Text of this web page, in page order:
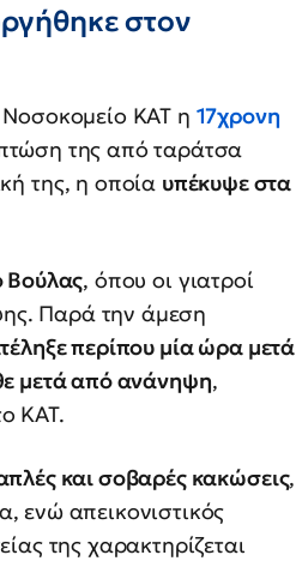
στον
ΚΑΤ η 17χρονη
της από ταράτσα
της, η οποία υπέκυψε στα
Βούλας, όπου οι γιατροί
Παρά την άμεση
περίπου μία ώρα μετά
μετά από ανάνηψη,
ΚΑΤ.
και σοβαρές κακώσεις,
ενώ απεικονιστικός
της χαρακτηρίζεται